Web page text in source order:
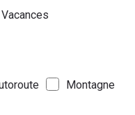
Vacances
Montagne